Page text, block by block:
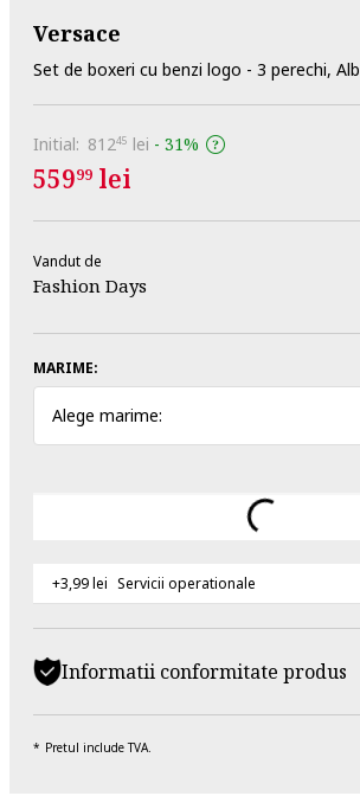
Versace
Set de boxeri cu benzi logo - 3 perechi, Alb
Initial: 81245 lei - 31%
55999 lei
Vandut de
Fashion Days
MARIME:
Alege marime:
+3,99 lei Servicii operationale
Informatii conformitate produs
Pretul include TVA.